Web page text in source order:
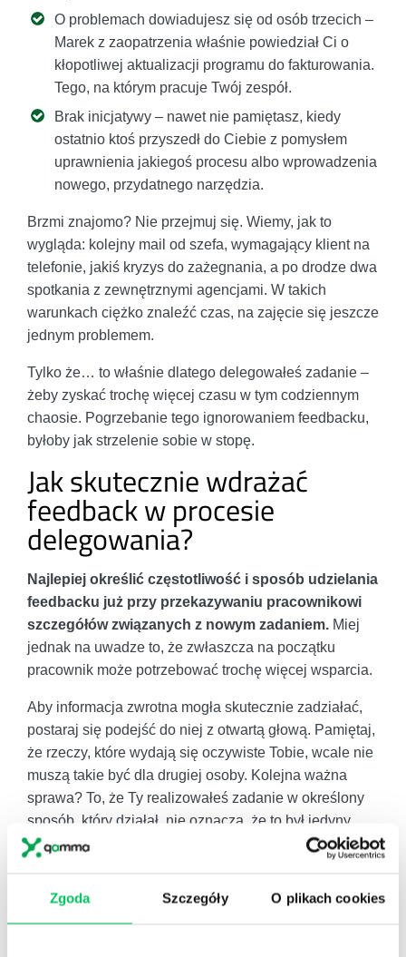
Zgoda Szczegóły O plikach cookies
O problemach dowiadujesz się od osób trzecich –
Marek z zaopatrzenia właśnie powiedział Ci o
kłopotliwej aktualizacji programu do fakturowania.
Tego, na którym pracuje Twój zespół.
Brak inicjatywy – nawet nie pamiętasz, kiedy
ostatnio ktoś przyszedł do Ciebie z pomysłem
uprawnienia jakiegoś procesu albo wprowadzenia
nowego, przydatnego narzędzia.
Brzmi znajomo? Nie przejmuj się. Wiemy, jak to
wygląda: kolejny mail od szefa, wymagający klient na
telefonie, jakiś kryzys do zażegnania, a po drodze dwa
spotkania z zewnętrznymi agencjami. W takich
warunkach ciężko znaleźć czas, na zajęcie się jeszcze
jednym problemem.
Tylko że… to właśnie dlatego delegowałeś zadanie –
żeby zyskać trochę więcej czasu w tym codziennym
chaosie. Pogrzebanie tego ignorowaniem feedbacku,
byłoby jak strzelenie sobie w stopę.
Jak skutecznie wdrażać
feedback w procesie
delegowania?
Najlepiej określić częstotliwość i sposób udzielania
feedbacku już przy przekazywaniu pracownikowi
szczegółów związanych z nowym zadaniem. Miej
jednak na uwadze to, że zwłaszcza na początku
pracownik może potrzebować trochę więcej wsparcia.
Aby informacja zwrotna mogła skutecznie zadziałać,
postaraj się podejść do niej z otwartą głową. Pamiętaj,
że rzeczy, które wydają się oczywiste Tobie, wcale nie
muszą takie być dla drugiej osoby. Kolejna ważna
sprawa? To, że Ty realizowałeś zadanie w określony
sposób, który działał, nie oznacza, że to był jedyny
słuszny sposób. Jeśli to możliwe, daj podwładnemu
innego podejścia, zanim nie przekonasz się, czy
działa.